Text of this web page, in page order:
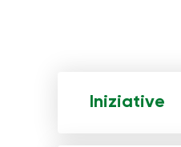
Iniziative